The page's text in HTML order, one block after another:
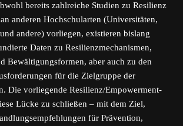
bereits zahlreiche Studien zu Resilienz
anderen Hochschularten (Universitäten,
andere) vorliegen, existieren bislang
Daten zu Resilienzmechanismen,
Bewältigungsformen, aber auch zu den
für die Zielgruppe der
Die vorliegende Resilienz/Empowerment-
Lücke zu schließen – mit dem Ziel,
für Prävention,